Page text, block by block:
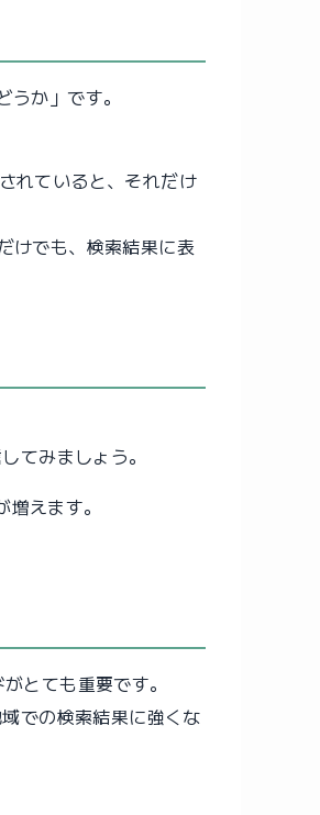
か」です。
れていると、それだけ
けでも、検索結果に表
みましょう。
えます。
とても重要です。
での検索結果に強くな